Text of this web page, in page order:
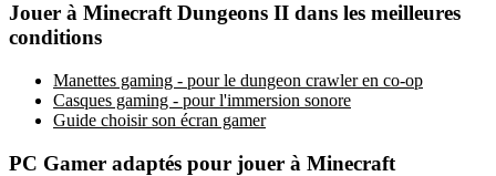
Jouer à Minecraft Dungeons II dans les meilleures
conditions
Manettes gaming - pour le dungeon crawler en co-op
Casques gaming - pour l'immersion sonore
Guide choisir son écran gamer
PC Gamer adaptés pour jouer à Minecraft